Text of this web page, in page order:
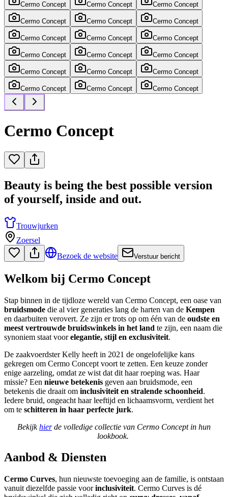
Cermo Concept Cermo Concept Cermo Concept
Cermo Concept Cermo Concept Cermo Concept
Cermo Concept Cermo Concept Cermo Concept
Cermo Concept Cermo Concept Cermo Concept
Cermo Concept Cermo Concept Cermo Concept
Cermo Concept Cermo Concept Cermo Concept
Cermo Concept
Beauty is being the best possible version
of yourself, inside and out.
Trouwjurken
Zoersel
Bezoek de website
Verstuur bericht
Welkom bij Cermo Concept
Stap binnen in de tijdloze wereld van Cermo Concept, een oase van
bruidsmode die al vier generaties lang de harten van de Kempen
en daarbuiten verovert. Ze zijn er trots op om één van de oudste en
meest vertrouwde bruidswinkels in het land te zijn, een naam die
synoniem staat voorelegantie, stijl en exclusiviteit.
De zaakvoerdster Kelly heeft in 2021 de ongelofelijke kans
gekregen om Cermo Concept voort te zetten. Een keuze zonder
enige aarzeling, omdat ze wist dat dit haar roeping was. Haar
missie? Een nieuwe betekenis geven aan bruidsmode, een
betekenis die draait om inclusiviteit en stralende schoonheid.
Iedere bruid, ongeacht haar leeftijd en lichaamsvorm, verdient het
om te schitteren in haar perfecte jurk.
Bekijkhierde volledige collectie van Cermo Concept in hun
lookbook.
Aanbod & Diensten
Cermo Curves, hun nieuwste toevoeging aan de familie, is ontstaan
vanuit diezelfde passie voorinclusiviteit. Cermo Curves is dé